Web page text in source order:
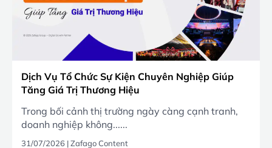
Dịch Vụ Tổ Chức Sự Kiện Chuyên Nghiệp Giúp
Tăng Giá Trị Thương Hiệu
Trong bối cảnh thị trường ngày càng cạnh tranh,
doanh nghiệp không......
31/07/2026 |Zafago Content